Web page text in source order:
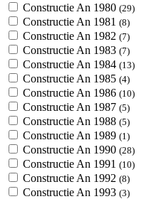
Constructie An 1980 (29)
Constructie An 1981 (8)
Constructie An 1982 (7)
Constructie An 1983 (7)
Constructie An 1984 (13)
Constructie An 1985 (4)
Constructie An 1986 (10)
Constructie An 1987 (5)
Constructie An 1988 (5)
Constructie An 1989 (1)
Constructie An 1990 (28)
Constructie An 1991 (10)
Constructie An 1992 (8)
Constructie An 1993 (3)